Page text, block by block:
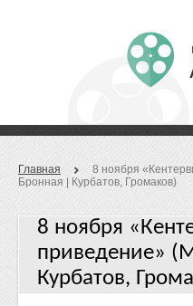
Главная
8 ноября
Бронная | Курбатов, Громаков)
8 ноября
приведение»
Курбатов,